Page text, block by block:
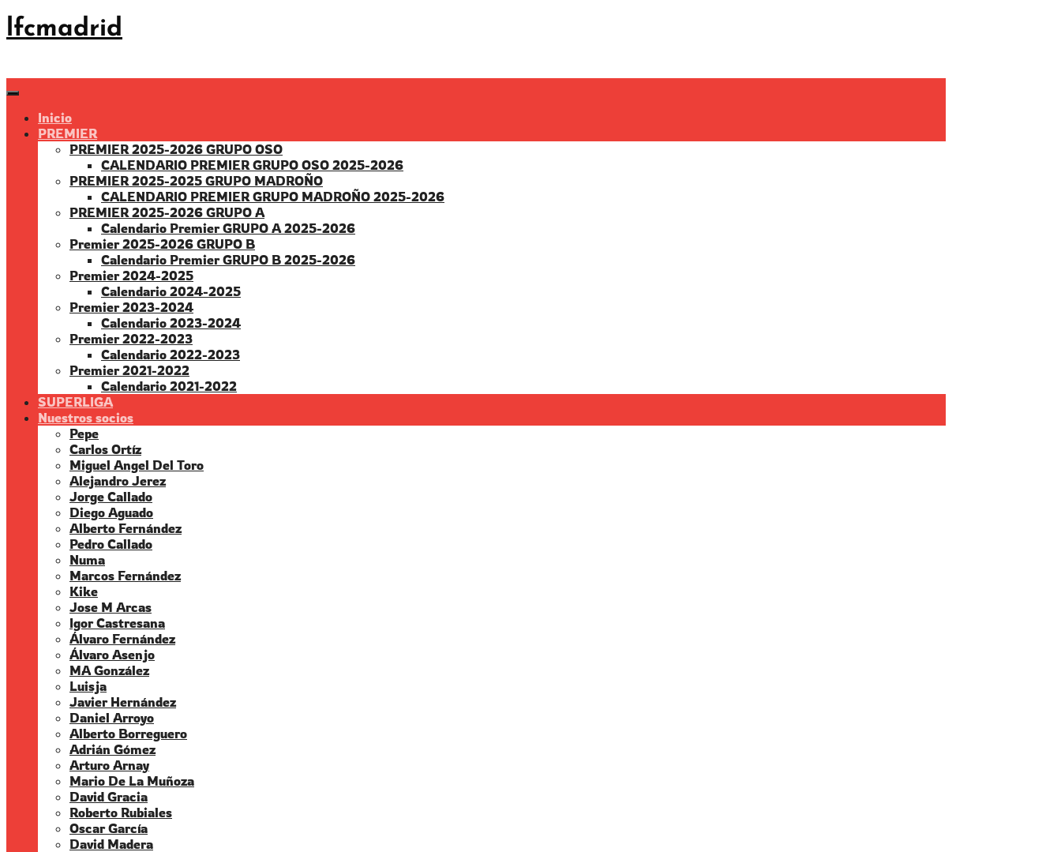
Saltar
al
lfcmadrid
Inicio
PREMIER
PREMIER 2025-2026 GRUPO OSO
CALENDARIO PREMIER GRUPO OSO 2025-2026
PREMIER 2025-2025 GRUPO MADROÑO
CALENDARIO PREMIER GRUPO MADROÑO 2025-2026
PREMIER 2025-2026 GRUPO A
Calendario Premier GRUPO A 2025-2026
Premier 2025-2026 GRUPO B
Calendario Premier GRUPO B 2025-2026
Premier 2024-2025
Calendario 2024-2025
Premier 2023-2024
Calendario 2023-2024
Premier 2022-2023
Calendario 2022-2023
Premier 2021-2022
Calendario 2021-2022
SUPERLIGA
Nuestros socios
Pepe
Carlos Ortíz
Miguel Angel Del Toro
Alejandro Jerez
Jorge Callado
Diego Aguado
Alberto Fernández
Pedro Callado
Numa
Marcos Fernández
Kike
Jose M Arcas
Igor Castresana
Álvaro Fernández
Álvaro Asenjo
MA González
Luisja
Javier Hernández
Daniel Arroyo
Alberto Borreguero
Adrián Gómez
Arturo Arnay
Mario De La Muñoza
David Gracia
Roberto Rubiales
Oscar García
David Madera